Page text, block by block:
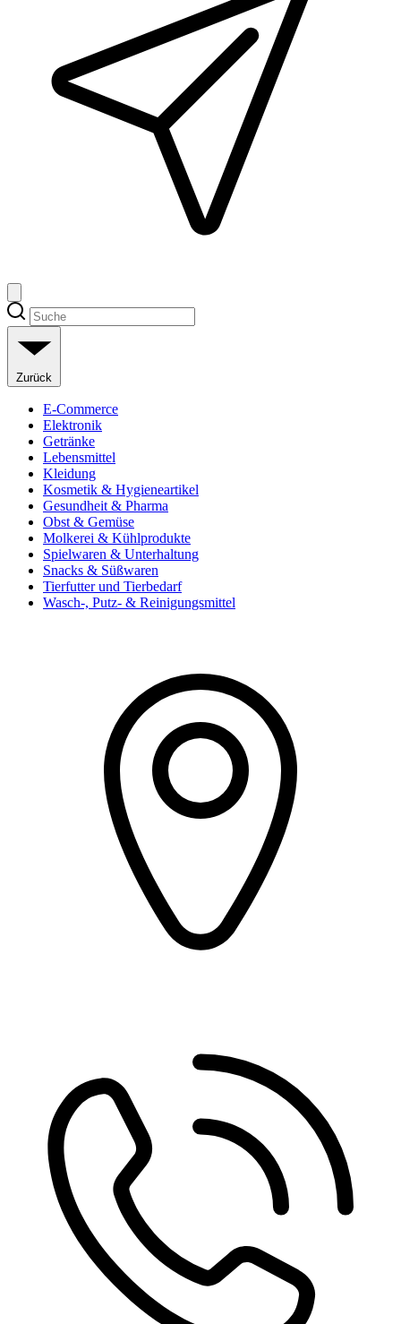
Zurück
E-Commerce
Elektronik
Getränke
Lebensmittel
Kleidung
Kosmetik & Hygieneartikel
Gesundheit & Pharma
Obst & Gemüse
Molkerei & Kühlprodukte
Spielwaren & Unterhaltung
Snacks & Süßwaren
Tierfutter und Tierbedarf
Wasch-, Putz- & Reinigungsmittel